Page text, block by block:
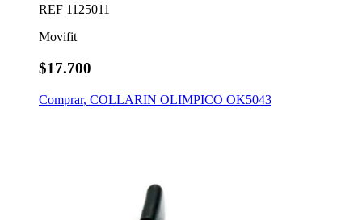
REF 1125011
Movifit
$17.700
Comprar, COLLARIN OLIMPICO OK5043